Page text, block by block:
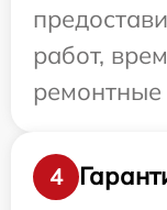
работ,
4